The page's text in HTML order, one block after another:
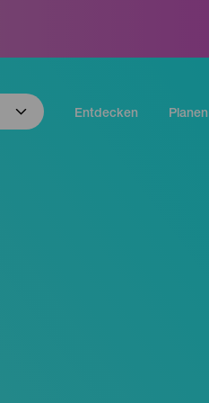
Entdecken Planen